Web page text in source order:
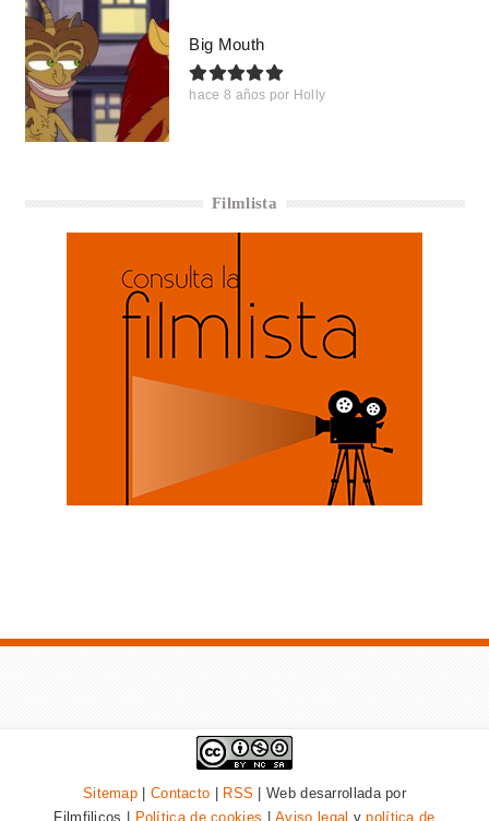
Big Mouth
hace 8 años por Holly
Filmlista
Sitemap Contacto RSS | Web desarrollada por
Filmfilicos |
Política de cookies |Aviso legal ypolítica de